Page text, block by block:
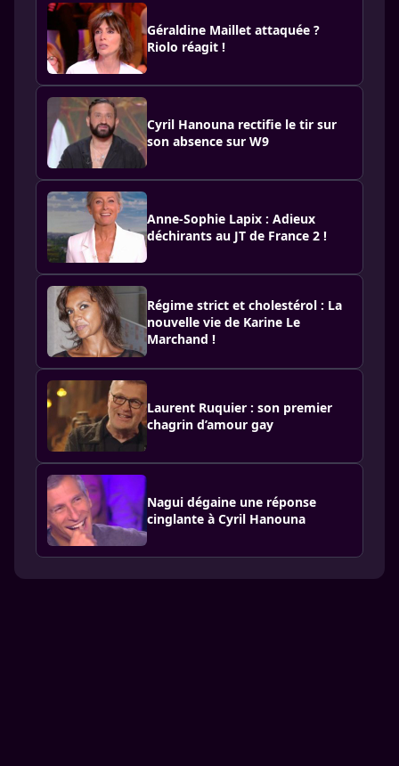
Géraldine Maillet attaquée ?
Riolo réagit !
Cyril Hanouna rectifie le tir sur
son absence sur W9
Anne-Sophie Lapix : Adieux
déchirants au JT de France 2 !
Régime strict et cholestérol : La
nouvelle vie de Karine Le
Marchand !
Laurent Ruquier : son premier
chagrin d’amour gay
Nagui dégaine une réponse
cinglante à Cyril Hanouna